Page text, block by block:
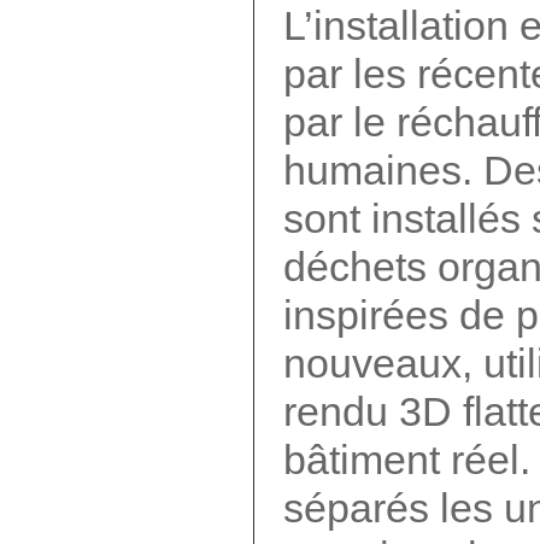
L’installation
par les
par le
humaines.
sont installés
déchets
inspirées de
nouveaux,
rendu 3D
bâtiment
séparés les